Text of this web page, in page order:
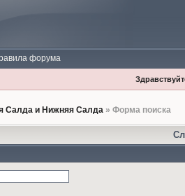
форума
Салда и Нижняя Салда» Форма поиска